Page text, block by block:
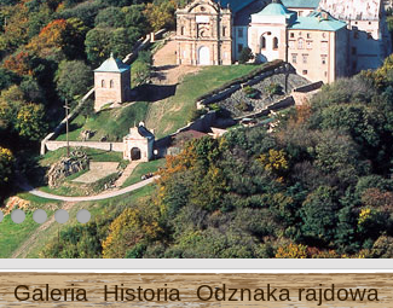
Galeria Historia Odznaka rajdowa